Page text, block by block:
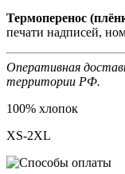
Термоперенос
печати надписей,
Оперативная
территории РФ.
100% хлопок
XS-2XL